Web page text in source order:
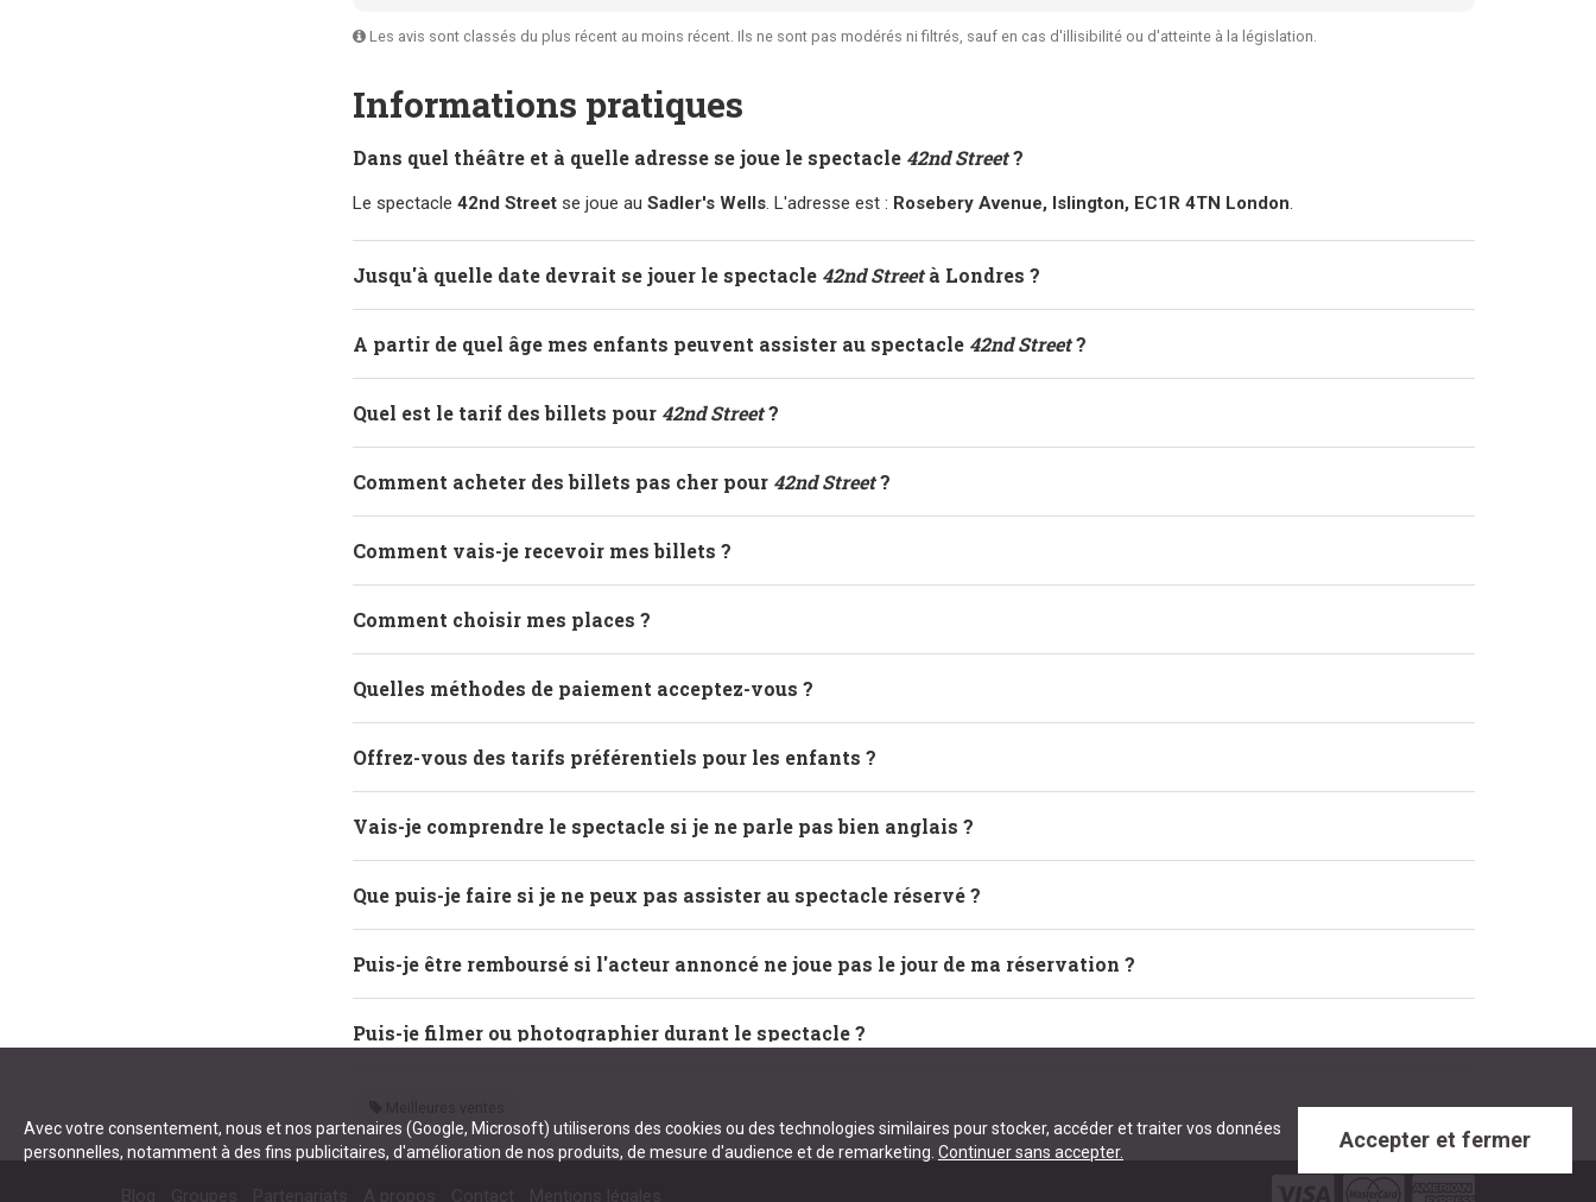
Les avis sont classés du plus récent au moins récent. Ils ne sont pas modérés ni filtrés, sauf en cas d'illisibilité ou d'atteinte à la législation.
Informations pratiques
Dans quel théâtre et à quelle adresse se joue le spectacle 42nd Street?
Le spectacle 42nd Street se joue au Sadler's Wells. L'adresse est : Rosebery Avenue, Islington, EC1R 4TN London.
Jusqu'à quelle date devrait se jouer le spectacle 42nd Streetà Londres ?
A partir de quel âge mes enfants peuvent assister au spectacle 42nd Street?
Quel est le tarif des billets pour 42nd Street?
Comment acheter des billets pas cher pour 42nd Street?
Comment vais-je recevoir mes billets ?
Comment choisir mes places ?
Quelles méthodes de paiement acceptez-vous ?
Offrez-vous des tarifs préférentiels pour les enfants ?
Vais-je comprendre le spectacle si je ne parle pas bien anglais ?
Que puis-je faire si je ne peux pas assister au spectacle réservé ?
Puis-je être remboursé si l'acteur annoncé ne joue pas le jour de ma réservation ?
Puis-je filmer ou photographier durant le spectacle ?
Avec votre consentement, nous et nos partenaires (Google, Microsoft) utiliserons des cookies ou des technologies similaires pour stocker, accéder et traiter vos données
personnelles, notamment à des fins publicitaires, d'amélioration de nos produits, de mesure d'audience et de remarketing. Continuer sans accepter. Accepter et fermer